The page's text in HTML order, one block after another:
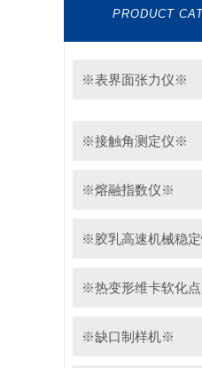
PRODUCT
※表界面张力仪※
※接触角测定仪※
※熔融指数仪※
※胶乳高速机械稳
※热变形维卡软化
※缺口制样机※